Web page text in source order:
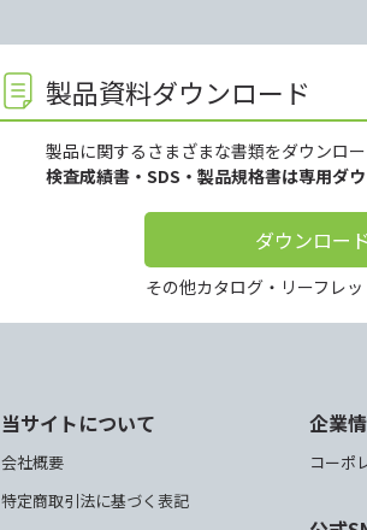
製品資料ダウンロード
製品に関するさまざまな書類をダウンロー
検査成績書・SDS・製品規格書は専用ダ
ダウンロード
その他カタログ・リーフレ
当サイトについて
会社概要
特定商取引法に基づく表記
企業
コーポ